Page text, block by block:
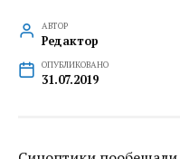
АВТОР
Редактор
ОПУБЛИКОВАНО
31.07.2019